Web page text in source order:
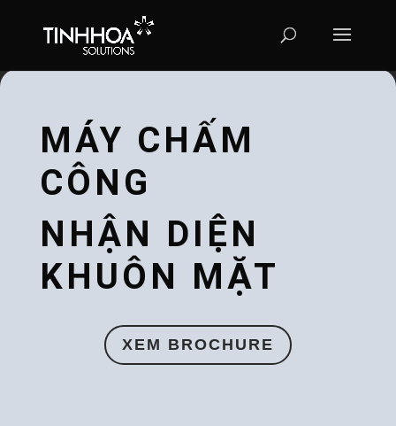
MÁY CHẤM
CÔNG
NHẬN DIỆN
KHUÔN MẶT
XEM BROCHURE